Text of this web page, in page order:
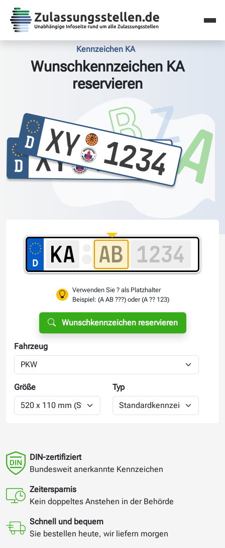
Kennzeichen KA
Wunschkennzeichen KA
reservieren
Verwenden Sie ? als Platzhalter
Beispiel: (A AB ???) oder (A ?? 123)
Wunschkennzeichen reservieren
Fahrzeug
Größe Typ
DIN-zertifiziert
Bundesweit anerkannte Kennzeichen
Zeitersparnis
Kein doppeltes Anstehen in der Behörde
Schnell und bequem
Sie bestellen heute, wir liefern morgen